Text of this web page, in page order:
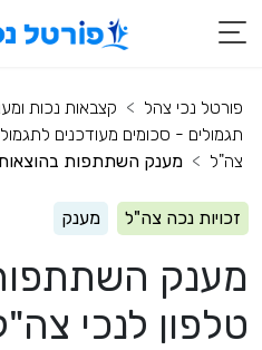
פורטל נכי צהל קצבאות נכות
תגמולים - סכומים מעודכנים
צה"ל
מענק השתתפות בהוצאות
זכויות נכה צה"ל מענק
מענק
טלפון לנכי